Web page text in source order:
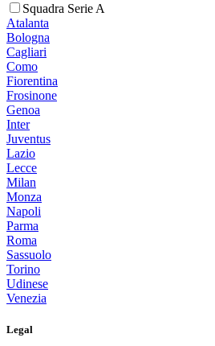
Squadra Serie A
Atalanta
Bologna
Cagliari
Como
Fiorentina
Frosinone
Genoa
Inter
Juventus
Lazio
Lecce
Milan
Monza
Napoli
Parma
Roma
Sassuolo
Torino
Udinese
Venezia
Legal